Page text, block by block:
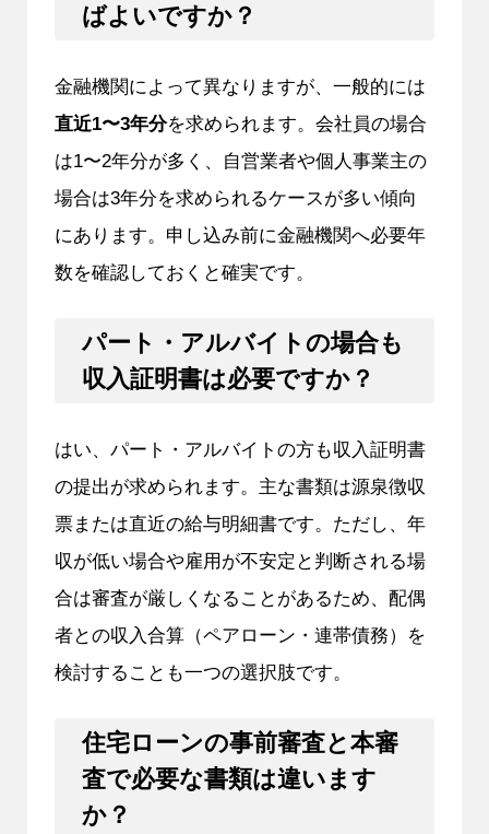
ばよいですか？
金融機関によって異なりますが、一般的には
直近1〜3年分を求められます。会社員の場合
は1〜2年分が多く、自営業者や個人事業主の
場合は3年分を求められるケースが多い傾向
にあります。申し込み前に金融機関へ必要年
数を確認しておくと確実です。
パート・アルバイトの場合も
収入証明書は必要ですか？
はい、パート・アルバイトの方も収入証明書
の提出が求められます。主な書類は源泉徴収
票または直近の給与明細書です。ただし、年
収が低い場合や雇用が不安定と判断される場
合は審査が厳しくなることがあるため、配偶
者との収入合算（ペアローン・連帯債務）を
検討することも一つの選択肢です。
住宅ローンの事前審査と本審
査で必要な書類は違います
か？